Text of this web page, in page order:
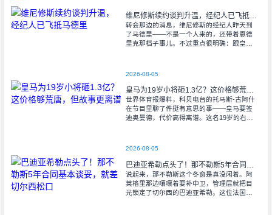
维尼修斯续约谈判升温，经纪人已飞抵马德里
转会那边的消息，维尼修斯的经纪人昨天到
了马德里——不是一个人来的，还带着恩德
里克那档子事儿。不过重点很明确：跟皇马
2026-08-05
皇马为19岁小将砸1.3亿？这价格够荒唐，但故事更离谱
世界体育报爆料，科贝电台的托马斯-古阿什
在节目里聊了件挺有意思的事——皇马要签
迪奥曼德，代价高得离谱。这名19岁的右路
2026-08-05
巴迪亚希勒点头了！那不勒斯5年合同基本谈妥，就差切尔西松口
说起来，那不勒斯这个冬窗是真没闲着。阿
莱格里那边嚷嚷着要补中卫，管理层就把目
光锁定了切尔西的巴迪亚希勒。这位法国小